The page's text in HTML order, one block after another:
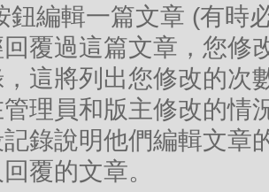
編輯一篇文章 (有時
回覆過這篇文章，您修
這將列出您修改的次
理員和版主修改的情
錄說明他們編輯文章
覆的文章。